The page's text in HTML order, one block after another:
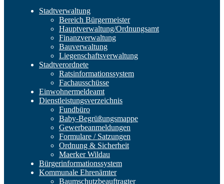
Stadtverwaltung
Bereich Bürgermeister
Hauptverwaltung/Ordnungsamt
Finanzverwaltung
Bauverwaltung
Liegenschaftsverwaltung
Stadtverordnete
Ratsinformationssystem
Fachausschüsse
Einwohnermeldeamt
Dienstleistungsverzeichnis
Fundbüro
Baby-Begrüßungsmappe
Gewerbeanmeldungen
Formulare / Satzungen
Ordnung & Sicherheit
Maerker Wildau
Bürgerinformationssystem
Kommunale Ehrenämter
Baumschutzbeauftragter